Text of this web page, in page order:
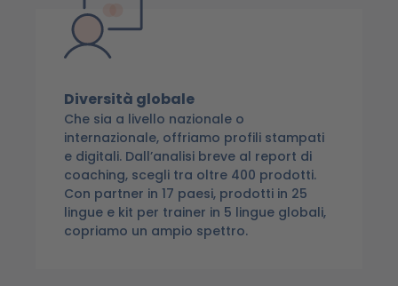
Diversità globale
Che sia a livello nazionale o
internazionale, offriamo profili stampati
e digitali. Dall’analisi breve al report di
coaching, scegli tra oltre 400 prodotti.
Con partner in 17 paesi, prodotti in 25
lingue e kit per trainer in 5 lingue globali,
copriamo un ampio spettro.